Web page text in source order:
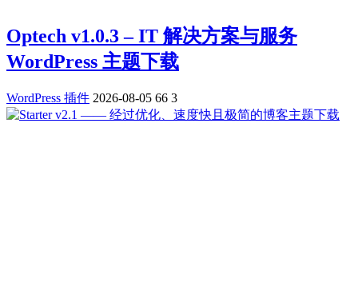
Optech v1.0.3 – IT 解决方案与服务
WordPress 主题下载
WordPress 插件 2026-08-05 66 3